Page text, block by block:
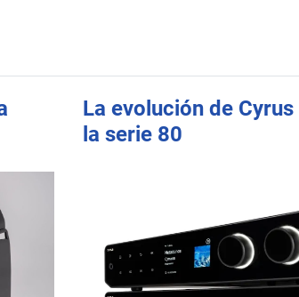
La evolución de
la serie 80